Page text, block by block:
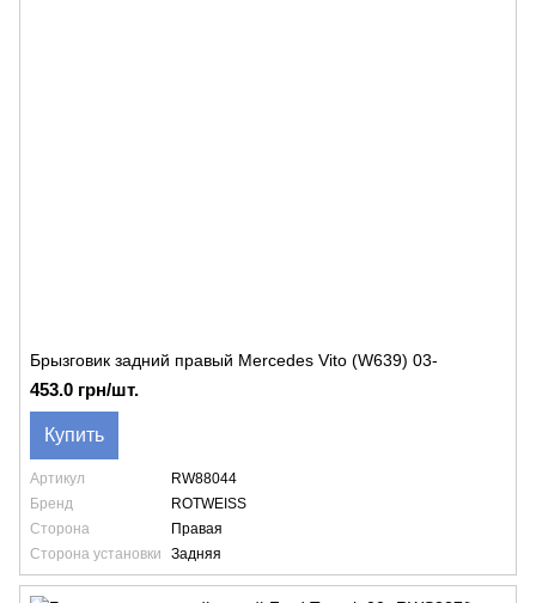
Брызговик задний правый Mercedes Vito (W639) 03-
453.0 грн/шт.
Купить
Артикул
RW88044
Бренд
ROTWEISS
Сторона
Правая
Сторона установки
Задняя